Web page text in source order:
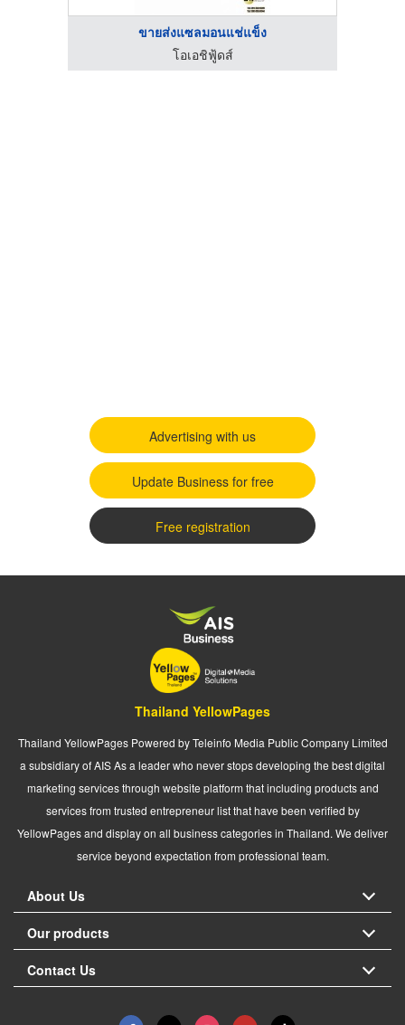
ขายส่งแซลมอนแช่แข็ง
โอเอชิฟู้ดส์
Advertising with us
Update Business for free
Free registration
Thailand YellowPages
Thailand YellowPages Powered by Teleinfo Media Public Company Limited
a subsidiary of AIS As a leader who never stops developing the best digital
marketing services through website platform that including products and
services from trusted entrepreneur list that have been verified by
YellowPages and display on all business categories in Thailand. We deliver
service beyond expectation from professional team.
About Us
Our products
Contact Us